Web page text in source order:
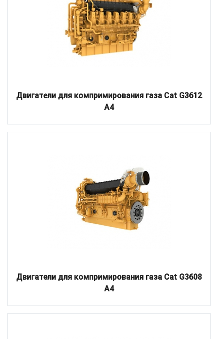
Двигатели для компримирования газа Cat G3612
A4
Двигатели для компримирования газа Cat G3608
A4